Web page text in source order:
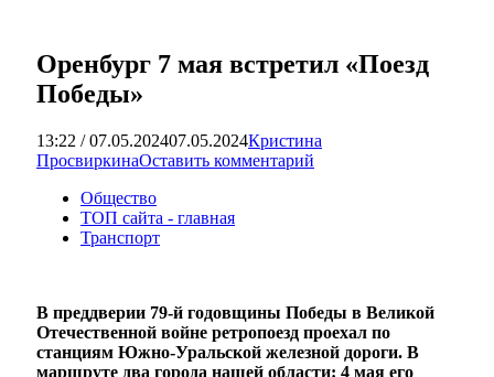
Оренбург 7 мая встретил «Поезд
Победы»
13:22 / 07.05.202407.05.2024Кристина
ПросвиркинаОставить комментарий
Общество
ТОП сайта - главная
Транспорт
В преддверии 79-й годовщины Победы в Великой
Отечественной войне ретропоезд проехал по
станциям Южно-Уральской железной дороги. В
маршруте два города нашей области: 4 мая его